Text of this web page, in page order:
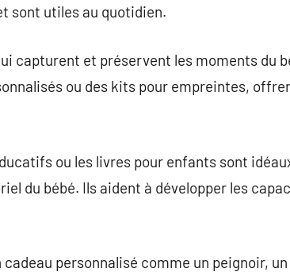
sont utiles au quotidien.
capturent et préservent les moments du
ou des kits pour empreintes,
ou les livres pour enfants sont
du bébé. Ils aident à développer les
personnalisé comme un peignoir,